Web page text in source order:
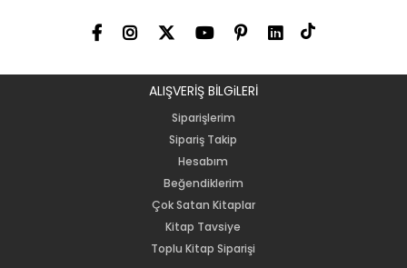
ALIŞVERİŞ BİLGiLERİ
Siparişlerim
Sipariş Takip
Hesabım
Beğendiklerim
Çok Satan Kitaplar
Kitap Tavsiye
Toplu Kitap Siparişi